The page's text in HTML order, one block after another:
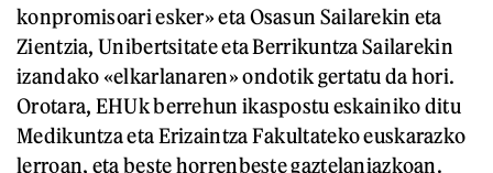
konpromisoari esker» eta Osasun Sailarekin eta
Zientzia, Unibertsitate eta Berrikuntza Sailarekin
izandako «elkarlanaren» ondotik gertatu da hori.
Orotara, EHUk berrehun ikaspostu eskainiko ditu
Medikuntza eta Erizaintza Fakultateko euskarazko
lerroan, eta beste horrenbeste gaztelaniazkoan.